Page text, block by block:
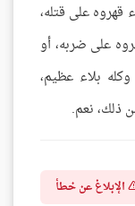
على قتله،
على ضربه، أو
بلاء عظيم،
ذلك، نعم.
الإبلاغ عن خطأ